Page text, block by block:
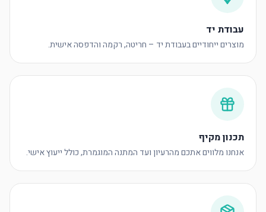
עבודת יד
מוצרים ייחודיים בעבודת יד – חריטה, רקמה והדפסה אישית.
תכנון מקיף
אנחנו מלווים אתכם מהרעיון ועד המתנה המוגמרת, כולל ייעוץ אישי.